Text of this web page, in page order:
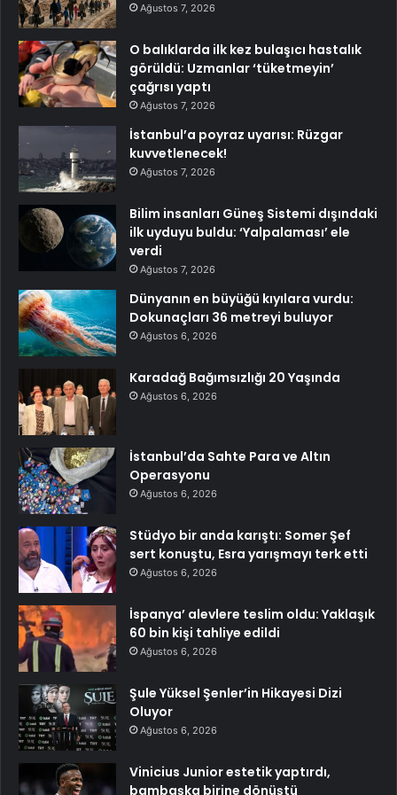
Ağustos 7, 2026
O balıklarda ilk kez bulaşıcı hastalık
görüldü: Uzmanlar ‘tüketmeyin’
çağrısı yaptı
Ağustos 7, 2026
İstanbul’a poyraz uyarısı: Rüzgar
kuvvetlenecek!
Ağustos 7, 2026
Bilim insanları Güneş Sistemi dışındaki
ilk uyduyu buldu: ‘Yalpalaması’ ele
verdi
Ağustos 7, 2026
Dünyanın en büyüğü kıyılara vurdu:
Dokunaçları 36 metreyi buluyor
Ağustos 6, 2026
Karadağ Bağımsızlığı 20 Yaşında
Ağustos 6, 2026
İstanbul’da Sahte Para ve Altın
Operasyonu
Ağustos 6, 2026
Stüdyo bir anda karıştı: Somer Şef
sert konuştu, Esra yarışmayı terk etti
Ağustos 6, 2026
İspanya’ alevlere teslim oldu: Yaklaşık
60 bin kişi tahliye edildi
Ağustos 6, 2026
Şule Yüksel Şenler’in Hikayesi Dizi
Oluyor
Ağustos 6, 2026
Vinicius Junior estetik yaptırdı,
bambaşka birine dönüştü